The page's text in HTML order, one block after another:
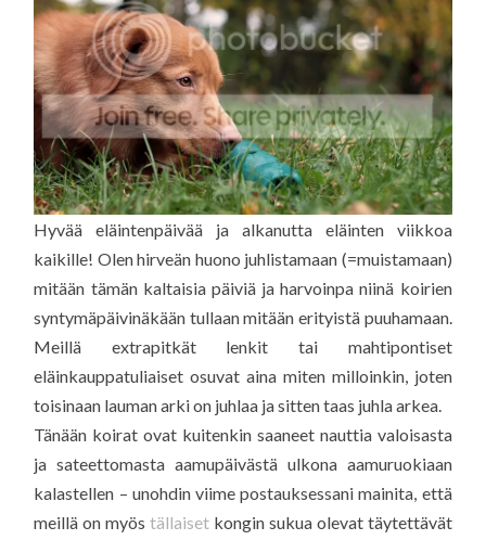
Hyvää eläintenpäivää ja alkanutta eläinten viikkoa
kaikille! Olen hirveän huono juhlistamaan (=muistamaan)
mitään tämän kaltaisia päiviä ja harvoinpa niinä koirien
syntymäpäivinäkään tullaan mitään erityistä puuhamaan.
Meillä extrapitkät lenkit tai mahtipontiset
eläinkauppatuliaiset osuvat aina miten milloinkin, joten
toisinaan lauman arki on juhlaa ja sitten taas juhla arkea.
Tänään koirat ovat kuitenkin saaneet nauttia valoisasta
ja sateettomasta aamupäivästä ulkona aamuruokiaan
kalastellen – unohdin viime postauksessani mainita, että
meillä on myöställaiset kongin sukua olevat täytettävät